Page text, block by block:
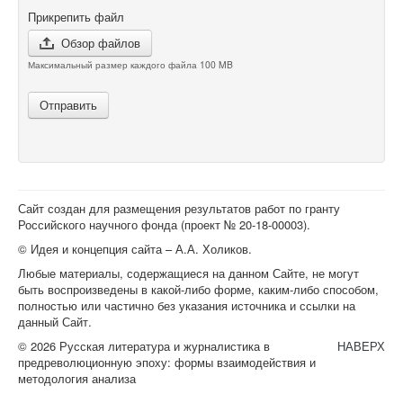
Прикрепить файл
Обзор файлов
Максимальный размер каждого файла 100 MB
Отправить
Сайт создан для размещения результатов работ по гранту
Российского научного фонда (проект № 20-18-00003).
© Идея и концепция сайта – А.А. Холиков.
Любые материалы, содержащиеся на данном Сайте, не могут
быть воспроизведены в какой-либо форме, каким-либо способом,
полностью или частично без указания источника и ссылки на
данный Сайт.
НАВЕРХ
© 2026 Русская литература и журналистика в
предреволюционную эпоху: формы взаимодействия и
методология анализа